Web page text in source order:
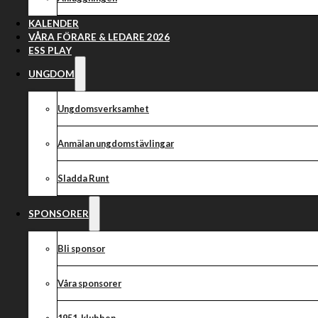
KALENDER
VÅRA FÖRARE & LEDARE 2026
ESS PLAY
UNGDOM
Ungdomsverksamhet
Anmälan ungdomstävlingar
Sladda Runt
SPONSORER
Bli sponsor
Våra sponsorer